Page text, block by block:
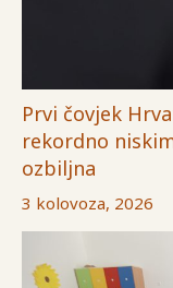
Prvi čovjek
rekordno
ozbiljna
3 kolovoza, 2026